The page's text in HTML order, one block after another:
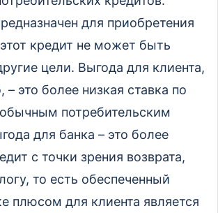
для приобретения
кредит не может быть
цели. Выгода для клиента,
– это более низкая ставка по
потребительским
для банка – это более
с точки зрения возврата,
то есть обеспеченный
плюсом для клиента является